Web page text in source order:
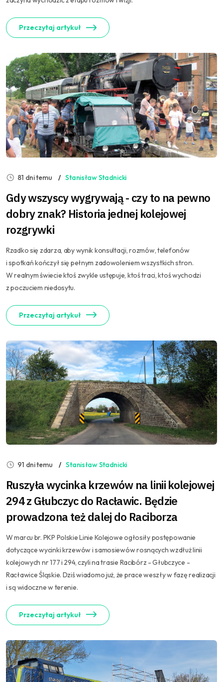
Przeczytaj artykuł
81 dni temu Stanisław Stadnicki
Gdy wszyscy wygrywają - czy to na pewno
dobry znak? Historia jednej kolejowej
rozgrywki
Rzadko się zdarza, aby wynik konsultacji, rozmów, telefonów
i spotkań kończył się pełnym zadowoleniem wszystkich stron.
W realnym świecie ktoś zwykle ustępuje, ktoś traci, ktoś wychodzi
z poczuciem niedosytu.
Przeczytaj artykuł
91 dni temu Stanisław Stadnicki
Ruszyła wycinka krzewów na linii kolejowej
294 z Głubczyc do Racławic. Będzie
prowadzona też dalej do Raciborza
W marcu br. PKP Polskie Linie Kolejowe ogłosiły postępowanie
dotyczące wycinki krzewów i samosiewów rosnących wzdłuż linii
kolejowych nr 177 i 294, czyli na trasie Racibórz - Głubczyce -
Racławice Śląskie. Dziś wiadomo już, że prace weszły w fazę realizacji
i są widoczne w terenie.
Przeczytaj artykuł